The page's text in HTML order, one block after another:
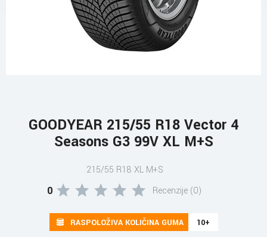
GOODYEAR 215/55 R18 Vector 4
Seasons G3 99V XL M+S
215/55 R18 XL M+S
0 Recenzije (0)
RASPOLOŽIVA KOLIČINA GUMA 10+